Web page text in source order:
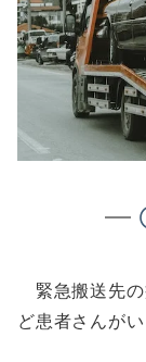
緊急搬送先の
ど患者さんが